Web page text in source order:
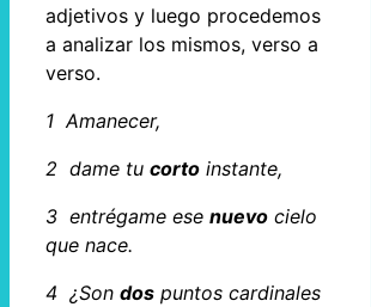
adjetivos y luego procedemos
a analizar los mismos, verso a
verso.
1 Amanecer,
2 dame tu corto instante,
3 entrégame ese nuevo cielo
que nace.
4 ¿Son dos puntos cardinales